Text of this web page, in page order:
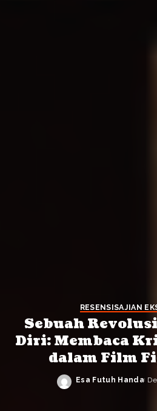
RESENSISAJIAN
Sebuah
Diri: Membaca
dalam Film
Posted
Esa Futuh Handa